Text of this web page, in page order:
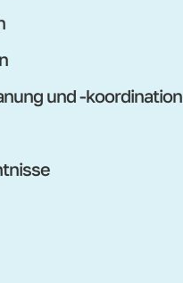
und -koordination